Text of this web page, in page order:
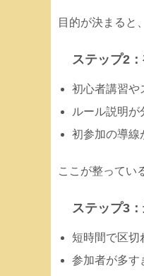
目的が決まると
ステップ2
初心者講習や
ルール説明が
初参加の導線
ここが整ってい
ステップ3
短時間で区切
参加者が多す